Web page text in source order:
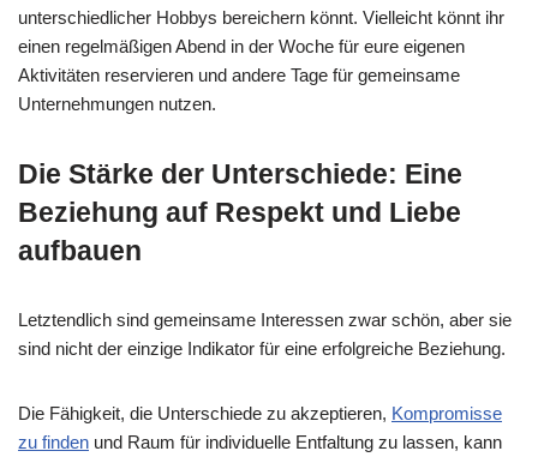
unterschiedlicher Hobbys bereichern könnt. Vielleicht könnt ihr
einen regelmäßigen Abend in der Woche für eure eigenen
Aktivitäten reservieren und andere Tage für gemeinsame
Unternehmungen nutzen.
Die Stärke der Unterschiede: Eine
Beziehung auf Respekt und Liebe
aufbauen
Letztendlich sind gemeinsame Interessen zwar schön, aber sie
sind nicht der einzige Indikator für eine erfolgreiche Beziehung.
Die Fähigkeit, die Unterschiede zu akzeptieren, Kompromisse
zu finden und Raum für individuelle Entfaltung zu lassen, kann